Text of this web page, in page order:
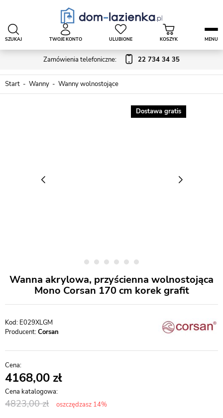
Zamówienia telefoniczne: 22 734 34 35
SZUKAJ TWOJE KONTO ULUBIONE KOSZYK MENU
Start Wanny Wanny wolnostojące
Dostawa gratis
Wanna akrylowa, przyścienna wolnostojąca
Mono Corsan 170 cm korek grafit
E029XLGM
Producent:Corsan
4168,00
4823,00 oszczędzasz 14%